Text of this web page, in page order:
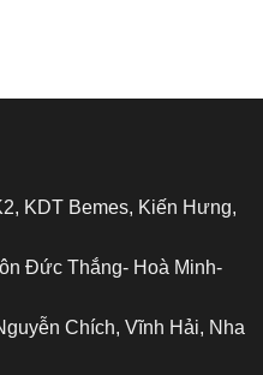
KDT Bemes, Kiến Hưng,
Đức Thắng- Hoà Minh-
Chích, Vĩnh Hải, Nha